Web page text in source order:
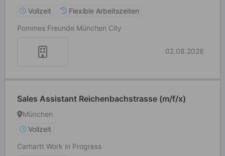
Vollzeit
Flexible Arbeitszeiten
Pommes Freunde München City
02.08.2026
Sales Assistant Reichenbachstrasse (m/f/x)
München
Vollzeit
Carhartt Work in Progress